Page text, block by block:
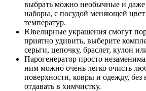
выбрать можно необычные и
наборы, с посудой меняющей цвет
температур.
Ювелирные украшения смогут
приятно удивить, выберите
серьги, цепочку, браслет, кулон
Парогенератор просто
ним можно очень легко очисть
поверхности, ковры и одежду, без
отдавать в химчистку.